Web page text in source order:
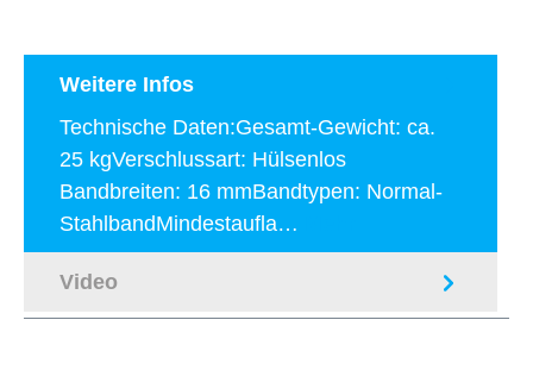
Weitere Infos
Technische Daten:Gesamt-Gewicht: ca.
25 kgVerschlussart: Hülsenlos
Bandbreiten: 16 mmBandtypen: Normal-
StahlbandMindestaufla…
Video